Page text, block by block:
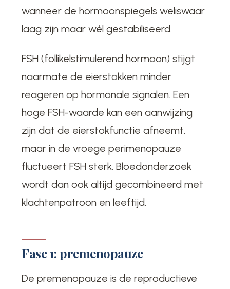
wanneer de hormoonspiegels weliswaar
laag zijn maar wél gestabiliseerd.
FSH (follikelstimulerend hormoon) stijgt
naarmate de eierstokken minder
reageren op hormonale signalen. Een
hoge FSH-waarde kan een aanwijzing
zijn dat de eierstokfunctie afneemt,
maar in de vroege perimenopauze
fluctueert FSH sterk. Bloedonderzoek
wordt dan ook altijd gecombineerd met
klachtenpatroon en leeftijd.
Fase 1: premenopauze
De premenopauze is de reproductieve